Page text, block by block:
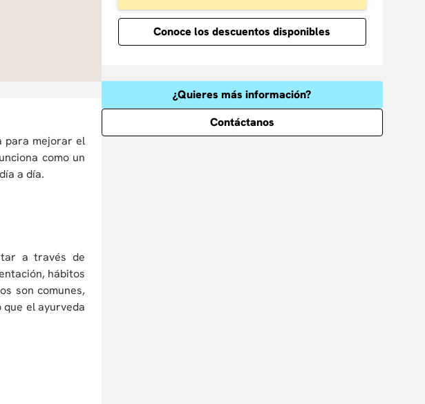
para mejorar el
como un
a día.
a través de
hábitos
son comunes,
que el ayurveda
Conoce los descuentos disponibles
¿Quieres más información?
Contáctanos